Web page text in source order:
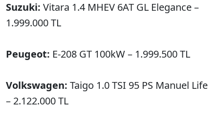
Suzuki: Vitara 1.4 MHEV 6AT GL Elegance –
1.999.000 TL
Peugeot: E-208 GT 100kW – 1.999.500 TL
Volkswagen: Taigo 1.0 TSI 95 PS Manuel Life
– 2.122.000 TL